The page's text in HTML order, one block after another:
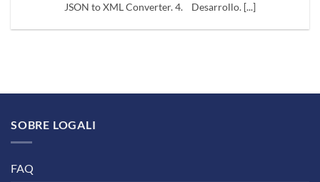
JSON to XML Converter. 4. Desarrollo. [...]
SOBRE LOGALI
FAQ